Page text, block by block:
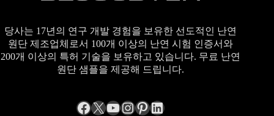
당사는 17년의 연구 개발 경험을 보유한 선도적인 난연
원단 제조업체로서 100개 이상의 난연 시험 인증서와
200개 이상의 특허 기술을 보유하고 있습니다. 무료 난연
원단 샘플을 제공해 드립니다.
Facebook
엑스YouTube
Instagram
Pinterest
LinkedIn